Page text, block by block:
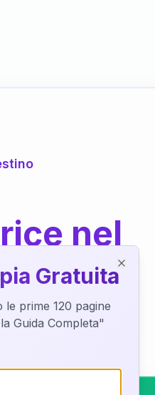
nel
interpretazione
Gratuita
prime 120 pagine
Guida Completa"